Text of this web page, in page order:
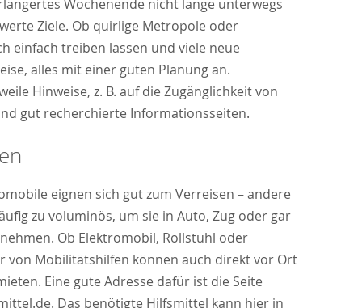
Wochenende nicht lange unterwegs
Ziele. Ob quirlige Metropole oder
einfach treiben lassen und viele neue
alles mit einer guten Planung an.
Hinweise, z. B. auf die Zugänglichkeit von
gut recherchierte Informationsseiten.
eignen sich gut zum Verreisen – andere
zu voluminös, um sie in Auto,Zug oder gar
Ob Elektromobil, Rollstuhl oder
von Mobilitätshilfen können auch direkt vor Ort
Eine gute Adresse dafür ist die Seite
. Das benötigte Hilfsmittel kann hier in